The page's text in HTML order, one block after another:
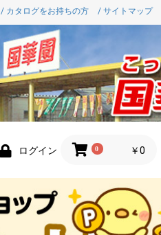
/ カタログをお持ちの方 / サイトマップ
ログイン 0 ￥0